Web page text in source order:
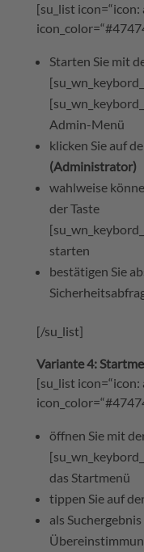
[su_list
Starten Sie mit
Admin-Menü
klicken Sie auf
(Administrator)
wahlweise
der Taste
starten
bestätigen Sie
[/su_list]
Variante 4:
[su_list
öffnen Sie mit
das Startmenü
tippen Sie auf
als